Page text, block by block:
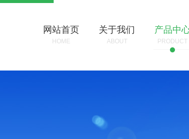
网站首页
HOME
关于我们
ABOUT
产品中
PRODUCT